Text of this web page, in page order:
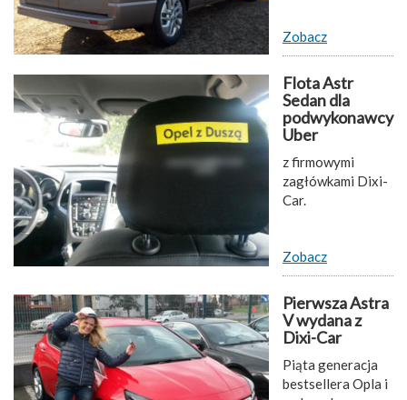
Zobacz
Flota Astr
Sedan dla
podwykonawcy
Uber
z firmowymi
zagłówkami Dixi-
Car.
Zobacz
Pierwsza Astra
V wydana z
Dixi-Car
Piąta generacja
bestsellera Opla i